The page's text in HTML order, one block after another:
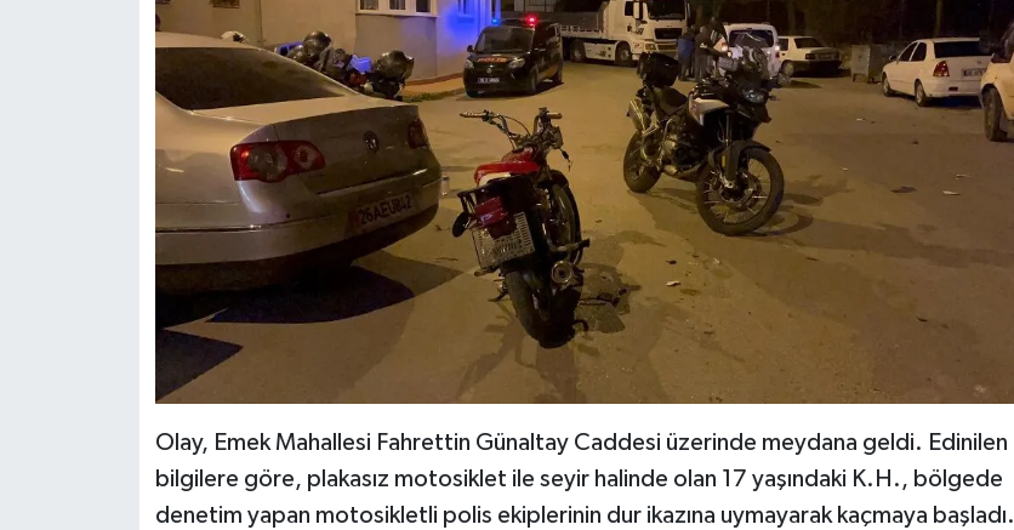
Olay, Emek Mahallesi Fahrettin Günaltay Caddesi üzerinde meydana geldi. Edinilen
bilgilere göre, plakasız motosiklet ile seyir halinde olan 17 yaşındaki K.H., bölgede
denetim yapan motosikletli polis ekiplerinin dur ikazına uymayarak kaçmaya başladı.